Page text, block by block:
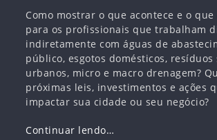
Como mostrar o que acontece e o que
para os profissionais que trabalham
indiretamente com águas de
público, esgotos domésticos, resíduos
urbanos, micro e macro drenagem?
próximas leis, investimentos e ações
impactar sua cidade ou seu negócio?
Continuar lendo…